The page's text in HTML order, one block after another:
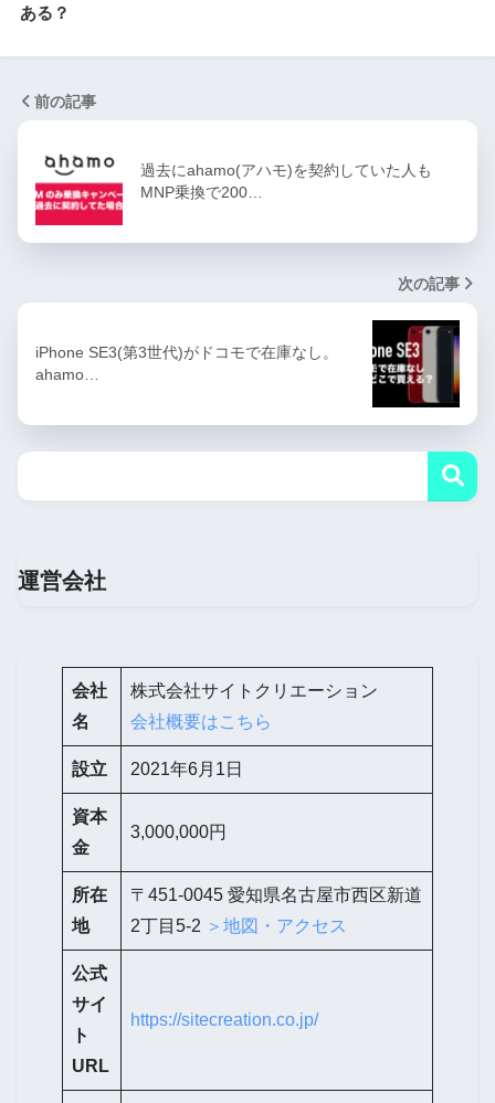
ある？
前の記事
過去にahamo(アハモ)を契約していた人も
MNP乗換で200…
次の記事
iPhone SE3(第3世代)がドコモで在庫なし。
ahamo…
運営会社
会社
名
株式会社サイトクリエーション
会社概要はこちら
設立 2021年6月1日
資本
金
3,000,000円
所在
地
〒451-0045 愛知県名古屋市西区新道
2丁目5-2 ＞地図・アクセス
公式
サイ
ト
URL
https://sitecreation.co.jp/